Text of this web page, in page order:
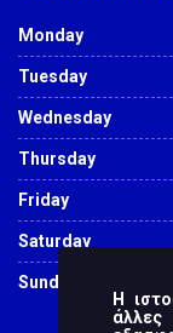
Monday
Tuesday
Wednesday
Thursday
Friday
Saturday
Sunday
Η
άλλες